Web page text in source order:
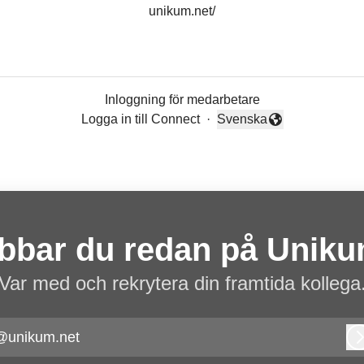
unikum.net/
Inloggning för medarbetare
Logga in till Connect
·
Byt språk
Svenska
du redan på
med och rekrytera din framtida kollega.